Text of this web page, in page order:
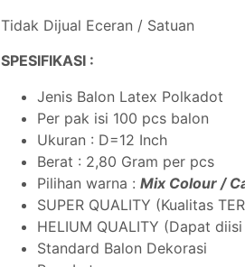
Tidak Dijual Eceran / Satuan
SPESIFIKASI :
Jenis Balon Latex Polkadot
Per pak isi 100 pcs balon
Ukuran : D=12 Inch
Berat : 2,80 Gram per pcs
Pilihan warna : Mix Colour /
SUPER QUALITY (Kualitas
HELIUM QUALITY (Dapat
Standard Balon Dekorasi